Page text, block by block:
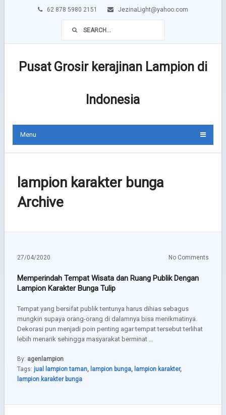
62 878 5980 2151 JezinaLight@yahoo.com
Pusat Grosir kerajinan Lampion di
Indonesia
Menu
lampion karakter bunga
Archive
27/04/2020 No Comments
Memperindah Tempat Wisata dan Ruang Publik Dengan
Lampion Karakter Bunga Tulip
Tempat yang bersifat publik tentunya harus dihias sebagus
mungkin supaya orang-orang di dalamnya bisa menikmatinya.
Dekorasi pun menjadi poin penting agar tempat tersebut terlihat
lebih menarik sehingga masyarakat berminat …
By: agenlampion
Tags: jual lampion taman, lampion bunga, lampion karakter,
lampion karakter bunga